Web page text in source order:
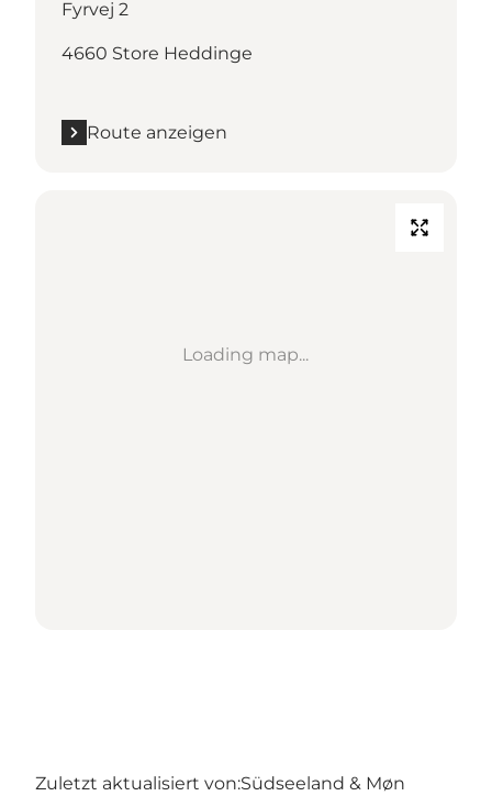
Fyrvej 2
4660 Store Heddinge
Route anzeigen
Loading map...
Zuletzt aktualisiert von:Südseeland & Møn